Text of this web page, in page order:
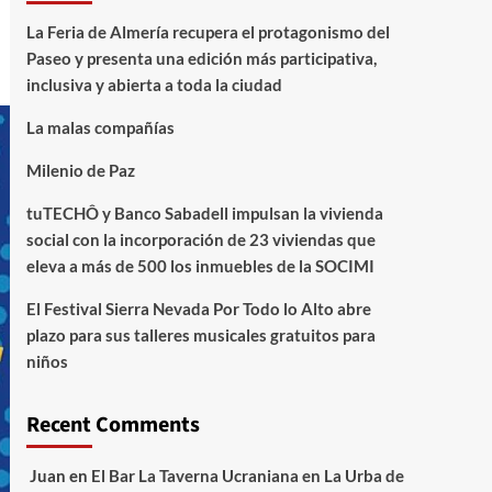
La Feria de Almería recupera el protagonismo del
Paseo y presenta una edición más participativa,
inclusiva y abierta a toda la ciudad
La malas compañías
Milenio de Paz
tuTECHÔ y Banco Sabadell impulsan la vivienda
social con la incorporación de 23 viviendas que
eleva a más de 500 los inmuebles de la SOCIMI
El Festival Sierra Nevada Por Todo lo Alto abre
plazo para sus talleres musicales gratuitos para
niños
Recent Comments
Juan en El Bar La Taverna Ucraniana en La Urba de